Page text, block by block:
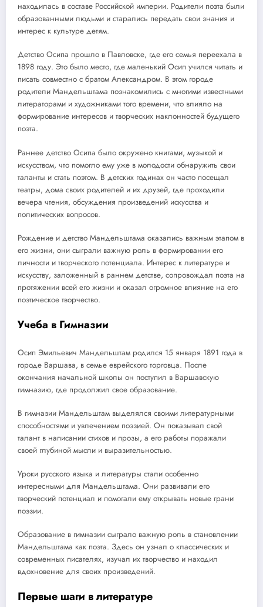
находилась в составе Российской империи. Родители поэта были
образованными людьми и старались передать свои знания и
интерес к культуре детям.
Детство Осипа прошло в Павловске, где его семья переехала в
1898 году. Это было место, где маленький Осип учился читать и
писать совместно с братом Александром. В этом городе
родители Мандельштама познакомились с многими известными
литераторами и художниками того времени, что влияло на
формирование интересов и творческих наклонностей будущего
поэта.
Раннее детство Осипа было окружено книгами, музыкой и
искусством, что помогло ему уже в молодости обнаружить свои
таланты и стать поэтом. В детских годинах он часто посещал
театры, дома своих родителей и их друзей, где проходили
вечера чтения, обсуждения произведений искусства и
политических вопросов.
Рождение и детство Мандельштама оказались важным этапом в
его жизни, они сыграли важную роль в формировании его
личности и творческого потенциала. Интерес к литературе и
искусству, заложенный в раннем детстве, сопровождал поэта на
протяжении всей его жизни и оказал огромное влияние на его
поэтическое творчество.
Учеба в Гимназии
Осип Эмильевич Мандельштам родился 15 января 1891 года в
городе Варшава, в семье еврейского торговца. После
окончания начальной школы он поступил в Варшавскую
гимназию, где продолжил свое образование.
В гимназии Мандельштам выделялся своими литературными
способностями и увлечением поэзией. Он показывал свой
талант в написании стихов и прозы, а его работы поражали
своей глубиной мысли и выразительностью.
Уроки русского языка и литературы стали особенно
интересными для Мандельштама. Они развивали его
творческий потенциал и помогали ему открывать новые грани
поэзии.
Образование в гимназии сыграло важную роль в становлении
Мандельштама как поэта. Здесь он узнал о классических и
современных писателях, изучал их творчество и находил
вдохновение для своих произведений.
Первые шаги в литературе